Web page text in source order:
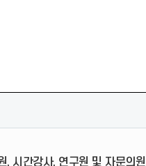
, 시간강사, 연구원 및 자문의원